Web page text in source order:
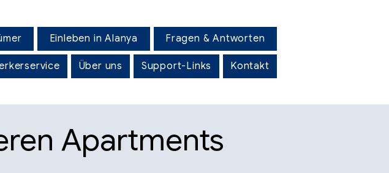
Einleben in Alanya Fragen & Antworten
Über uns Support-Links Kontakt
Apartments